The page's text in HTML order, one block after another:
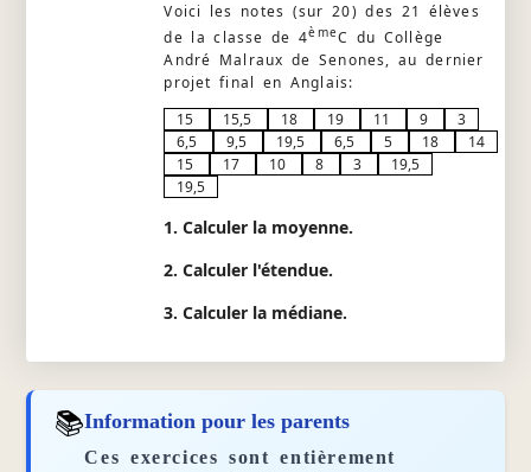
Voici les notes (sur 20) des 21 élèves
de la classe de 4èmeC du Collège
André Malraux de Senones, au dernier
projet final en Anglais:
15
15,5 18 19 11 9
3
6,5
9,5 19,5 6,5 5 18
14
15
17 10 8 3
19,5
19,5
1. Calculer la moyenne.
2. Calculer l'étendue.
3. Calculer la médiane.
📚Information pour les parents
Ces exercices sont entièrement